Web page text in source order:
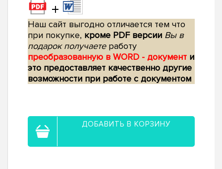
+
Наш сайт выгодно отличается тем что
при покупке, кроме PDF версии Вы в
подарок получаетеработу
преобразованную в WORD - документ и
это предоставляет качественно другие
возможности при работе с документом
ДОБАВИТЬ В КОРЗИНУ